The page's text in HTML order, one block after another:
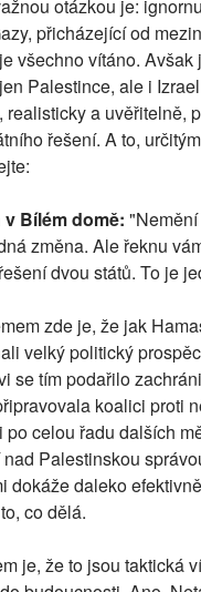
otázkou je:
přicházející od
všechno vítáno.
Palestince, ale i
realisticky a uvěřitelně,
řešení. A to,
Bílém domě:
změna. Ale řeknu
dvou států. To je
zde je, že jak
velký politický
se tím podařilo
koalici proti
po celou řadu dalších
Palestinskou
dokáže daleko
co dělá.
je, že to jsou taktická